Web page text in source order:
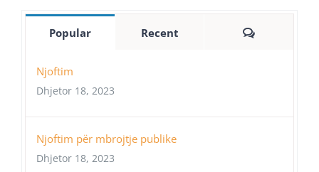
Popular Recent Comments
Njoftim
Dhjetor 18, 2023
Njoftim për mbrojtje publike
Dhjetor 18, 2023